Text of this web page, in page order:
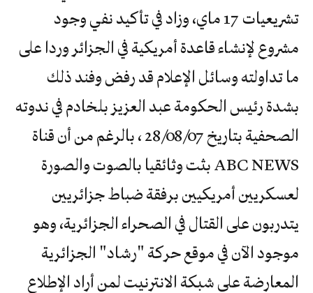
تشريعيات 17 ماي، وزاد في تأكيد نفي وجود
مشروع لإنشاء قاعدة أمريكية في الجزائر وردا على
ما تداولته وسائل الإعلام قد رفض وفند ذلك
بشدة رئيس الحكومة عبد العزيز بلخادم في ندوته
الصحفية بتاريخ 28/08/07 ، بالرغم من أن قناة
ABC NEWS بثت وثائقيا بالصوت والصورة
لعسكريين أمريكيين برفقة ضباط جزائريين
يتدربون على القتال في الصحراء الجزائرية، وهو
موجود الآن في موقع حركة "رشاد" الجزائرية
المعارضة على شبكة الانترنيت لمن أراد الإطلاع